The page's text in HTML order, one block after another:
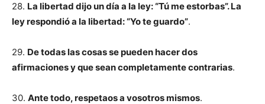
28. La libertad dijo un día a la ley: “Tú me estorbas”. La
ley respondió a la libertad: “Yo te guardo”.
29. De todas las cosas se pueden hacer dos
afirmaciones y que sean completamente contrarias.
30. Ante todo, respetaos a vosotros mismos.